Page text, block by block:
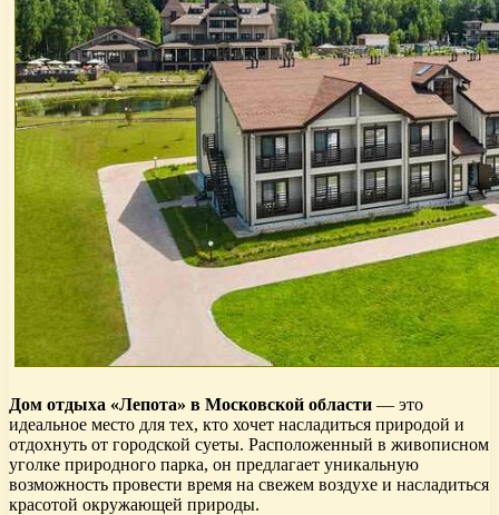
Дом отдыха «Лепота» в Московской области — это
идеальное место для тех, кто хочет насладиться природой и
отдохнуть от городской суеты. Расположенный в живописном
уголке природного парка, он предлагает уникальную
возможность провести время на свежем воздухе и насладиться
красотой окружающей природы.